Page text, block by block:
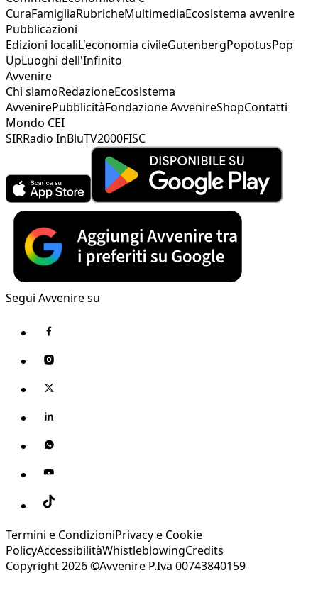
CuraFamigliaRubricheMultimediaEcosistema avvenire
Pubblicazioni
Edizioni localiL'economia civileGutenbergPopotusPop
UpLuoghi dell'Infinito
Avvenire
Chi siamoRedazioneEcosistema
AvvenirePubblicitàFondazione AvvenireShopContatti
Mondo CEI
SIRRadio InBluTV2000FISC
Segui Avvenire su
Termini e CondizioniPrivacy e Cookie
PolicyAccessibilitàWhistleblowingCredits
Copyright 2026 ©Avvenire P.Iva 00743840159